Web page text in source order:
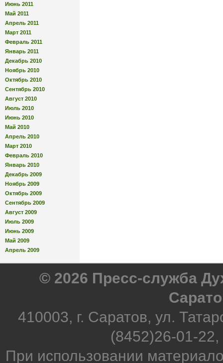
Июнь 2011
Май 2011
Апрель 2011
Март 2011
Февраль 2011
Январь 2011
Декабрь 2010
Ноябрь 2010
Октябрь 2010
Сентябрь 2010
Август 2010
Июль 2010
Июнь 2010
Май 2010
Апрель 2010
Март 2010
Февраль 2010
Январь 2010
Декабрь 2009
Ноябрь 2009
Октябрь 2009
Сентябрь 2009
Август 2009
Июль 2009
Июнь 2009
Май 2009
Апрель 2009
© 2026 Пресс-служба
410003, г. Саратов, ул.
(8452)26-01-
При использовании